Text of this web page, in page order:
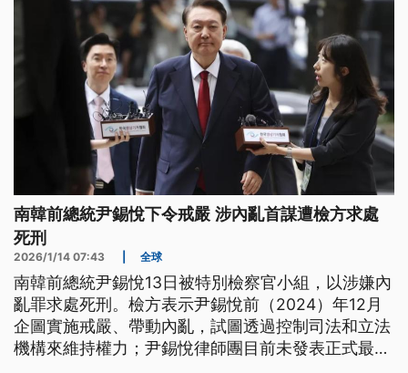
南韓前總統尹錫悅下令戒嚴 涉內亂首謀遭檢方求處
死刑
2026/1/14 07:43 全球
南韓前總統尹錫悅13日被特別檢察官小組，以涉嫌內
亂罪求處死刑。檢方表示尹錫悅前（2024）年12月
企圖實施戒嚴、帶動內亂，試圖透過控制司法和立法
機構來維持權力；尹錫悅律師團目前未發表正式最新